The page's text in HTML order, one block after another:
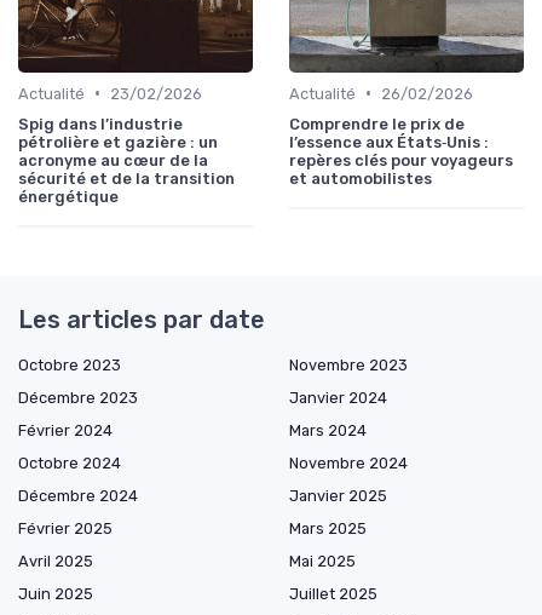
Actualité •
23/02/2026
Spig dans l’industrie
pétrolière et gazière : un
acronyme au cœur de la
sécurité et de la transition
énergétique
Actualité •
26/02/2026
Comprendre le prix de
l’essence aux États‑Unis :
repères clés pour voyageurs
et automobilistes
Les articles par date
Octobre 2023
Novembre 2023
Décembre 2023
Janvier 2024
Février 2024
Mars 2024
Octobre 2024
Novembre 2024
Décembre 2024
Janvier 2025
Février 2025
Mars 2025
Avril 2025
Mai 2025
Juin 2025
Juillet 2025